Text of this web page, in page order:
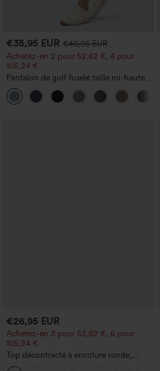
€35,95 EUR €40,95 EUR
Achetez-en 2 pour 52,62 €, 4 pour
105,24 €
Pantalon de golf fuselé taille mi-haute à
cordon, ourlet incurvé, séchage rapide,
avec poches — UPF40+
€26,95 EUR
Achetez-en 3 pour 52,62 €, 6 pour
105,24 €
Top décontracté à encolure ronde,
manches chauve-souris et coupe ample